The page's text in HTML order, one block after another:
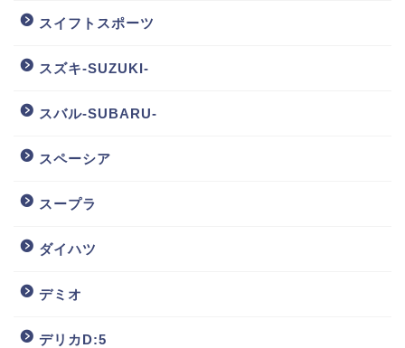
スイフトスポーツ
スズキ-SUZUKI-
スバル-SUBARU-
スペーシア
スープラ
ダイハツ
デミオ
デリカD:5